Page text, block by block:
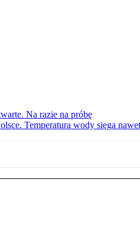
Na razie na próbę
Temperatura wody sięga